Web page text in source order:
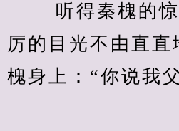
听得秦槐的惊
厉的目光不由直直
槐身上：“你说我